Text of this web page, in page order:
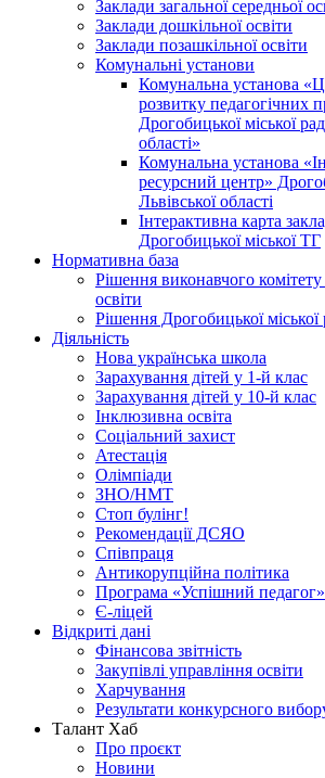
Заклади загальної середньої
Заклади дошкільної освіти
Заклади позашкільної освіти
Комунальні установи
Комунальна установа
розвитку педагогічних
Дрогобицької міської
області»
Комунальна установа
ресурсний центр»
Львівської області
Інтерактивна карта
Дрогобицької міської ТГ
Нормативна база
Рішення виконавчого
освіти
Рішення Дрогобицької міської
Діяльність
Нова українська школа
Зарахування дітей у 1-й клас
Зарахування дітей у 10-й клас
Інклюзивна освіта
Соціальний захист
Атестація
Олімпіади
ЗНО/НМТ
Стоп булінг!
Рекомендації ДСЯО
Співпраця
Антикорупційна політика
Програма «Успішний педагог»
Є-ліцей
Відкриті дані
Фінансова звітність
Закупівлі управління освіти
Харчування
Результати конкурсного
Талант Хаб
Про проєкт
Новини